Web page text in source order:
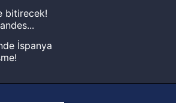
bitirecek!
İspanya